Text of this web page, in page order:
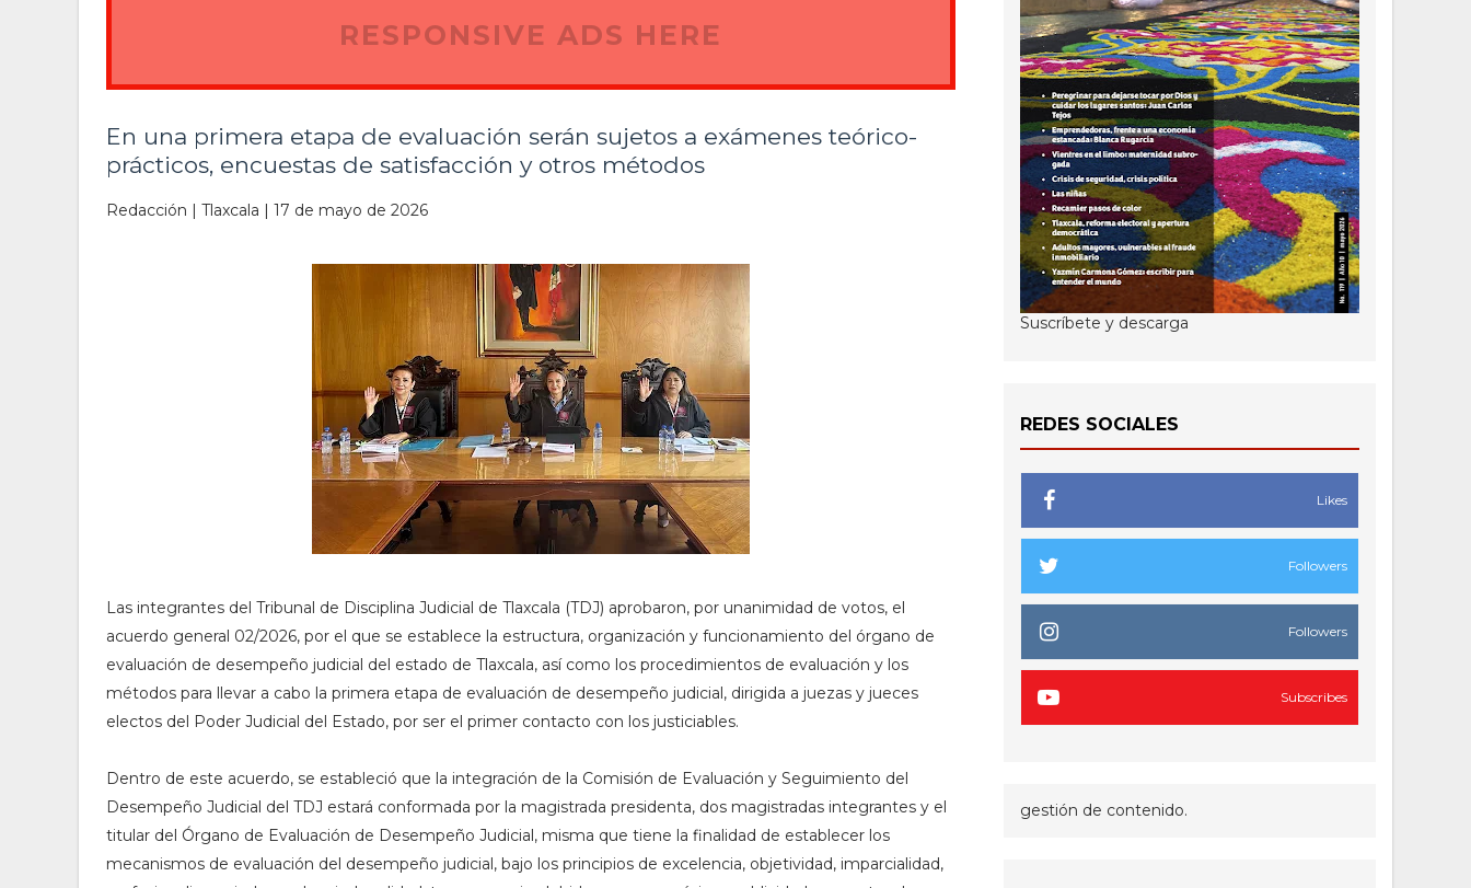
RESPONSIVE ADS HERE
En una primera etapa de evaluación serán sujetos a exámenes teórico-
prácticos, encuestas de satisfacción y otros métodos
Redacción | Tlaxcala | 17 de mayo de 2026
Las integrantes del Tribunal de Disciplina Judicial de Tlaxcala (TDJ) aprobaron, por unanimidad de votos, el
acuerdo general 02/2026, por el que se establece la estructura, organización y funcionamiento del órgano de
evaluación de desempeño judicial del estado de Tlaxcala, así como los procedimientos de evaluación y los
métodos para llevar a cabo la primera etapa de evaluación de desempeño judicial, dirigida a juezas y jueces
electos del Poder Judicial del Estado, por ser el primer contacto con los justiciables.
Dentro de este acuerdo, se estableció que la integración de la Comisión de Evaluación y Seguimiento del
Desempeño Judicial del TDJ estará conformada por la magistrada presidenta, dos magistradas integrantes y el
titular del Órgano de Evaluación de Desempeño Judicial, misma que tiene la finalidad de establecer los
mecanismos de evaluación del desempeño judicial, bajo los principios de excelencia, objetividad, imparcialidad,
Suscríbete y descarga
REDES SOCIALES
Likes
Followers
Followers
Subscribes
gestión de contenido.